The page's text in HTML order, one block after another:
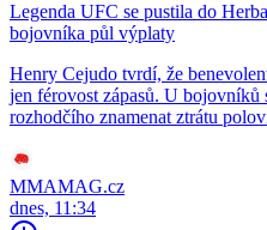
Legenda UFC se pustila do
bojovníka půl výplaty
Henry Cejudo tvrdí, že
jen férovost zápasů. U bojovníků
rozhodčího znamenat ztrátu
MMAMAG.cz
dnes, 11:34